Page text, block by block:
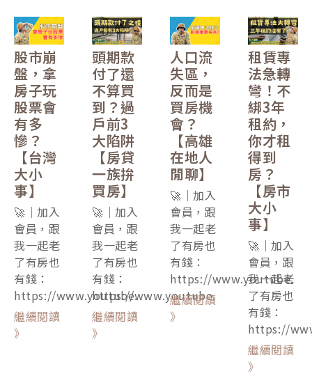
股市崩
盤，拿
房子玩
股票會
有多
慘？
【台灣
大小
事】
🚀｜加入
會員，跟
我一起老
了有房也
有錢：
https://www.youtube.
繼續閱讀
》
頭期款
付了還
不算買
到？過
戶前3
大陷阱
【房貸
一族拚
買房】
🚀｜加入
會員，跟
我一起老
了有房也
有錢：
https://www.youtube.
繼續閱讀
》
人口流
失區，
反而是
買房機
會？
【高雄
在地人
閒聊】
🚀｜加入
會員，跟
我一起老
了有房也
有錢：
https://www.youtube.
繼續閱讀
》
租賃專
法急轉
彎！不
綁3年
租約，
你才租
得到
房？
【房市
大小
事】
🚀｜加入
會員，跟
我一起老
了有房也
有錢：
https://
繼續閱讀
》